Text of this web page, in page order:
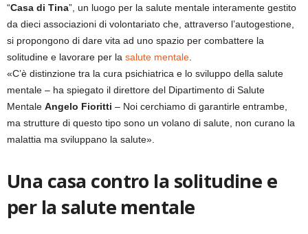
“Casa di Tina”, un luogo per la salute mentale interamente gestito
da dieci associazioni di volontariato che, attraverso l’autogestione,
si propongono di dare vita ad uno spazio per combattere la
solitudine e lavorare per la salute mentale.
«C’è distinzione tra la cura psichiatrica e lo sviluppo della salute
mentale – ha spiegato il direttore del Dipartimento di Salute
Mentale Angelo Fioritti – Noi cerchiamo di garantirle entrambe,
ma strutture di questo tipo sono un volano di salute, non curano la
malattia ma sviluppano la salute».
Una casa contro la solitudine e
per la salute mentale